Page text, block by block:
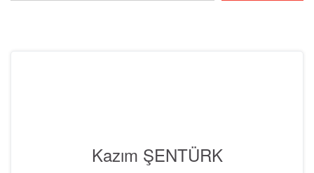
Kazım ŞENTÜRK